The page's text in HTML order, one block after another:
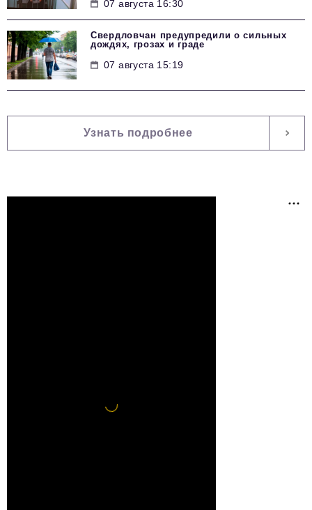
07 августа 16:30
Свердловчан предупредили о сильных
дождях, грозах и граде
07 августа 15:19
Узнать подробнее